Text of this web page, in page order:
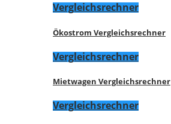
Vergleichsrechner
Ökostrom Vergleichsrechner
Vergleichsrechner
Mietwagen Vergleichsrechner
Vergleichsrechner